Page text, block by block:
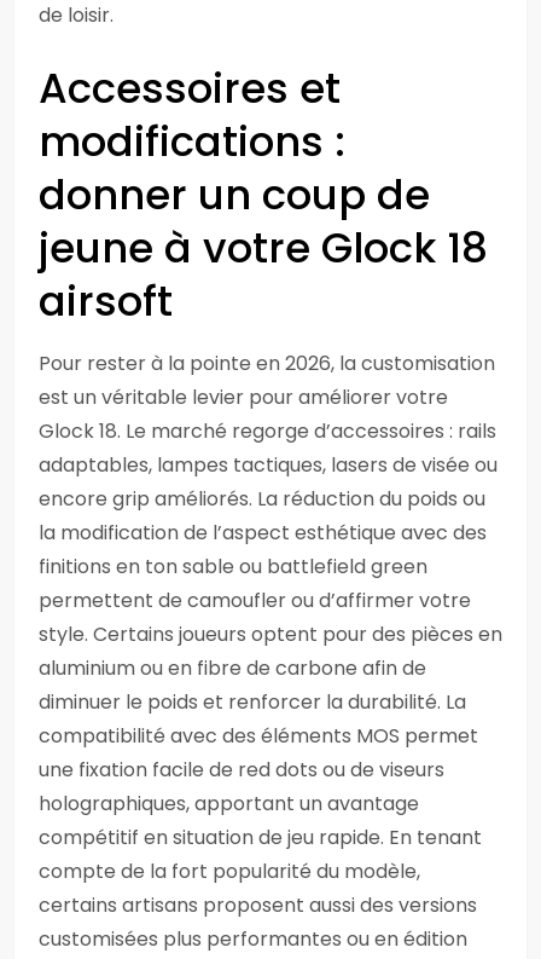
de loisir.
Accessoires et
modifications :
donner un coup de
jeune à votre Glock 18
airsoft
Pour rester à la pointe en 2026, la customisation
est un véritable levier pour améliorer votre
Glock 18. Le marché regorge d’accessoires : rails
adaptables, lampes tactiques, lasers de visée ou
encore grip améliorés. La réduction du poids ou
la modification de l’aspect esthétique avec des
finitions en ton sable ou battlefield green
permettent de camoufler ou d’affirmer votre
style. Certains joueurs optent pour des pièces en
aluminium ou en fibre de carbone afin de
diminuer le poids et renforcer la durabilité. La
compatibilité avec des éléments MOS permet
une fixation facile de red dots ou de viseurs
holographiques, apportant un avantage
compétitif en situation de jeu rapide. En tenant
compte de la fort popularité du modèle,
certains artisans proposent aussi des versions
customisées plus performantes ou en édition